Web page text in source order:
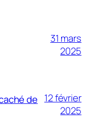
31 mars
2025
de 12 février
2025